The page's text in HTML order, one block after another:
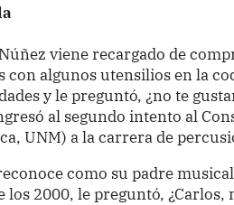
viene recargado de
algunos utensilios en la
y le preguntó, ¿no te
al segundo intento al
UNM) a la carrera de
como su padre
2000, le preguntó,